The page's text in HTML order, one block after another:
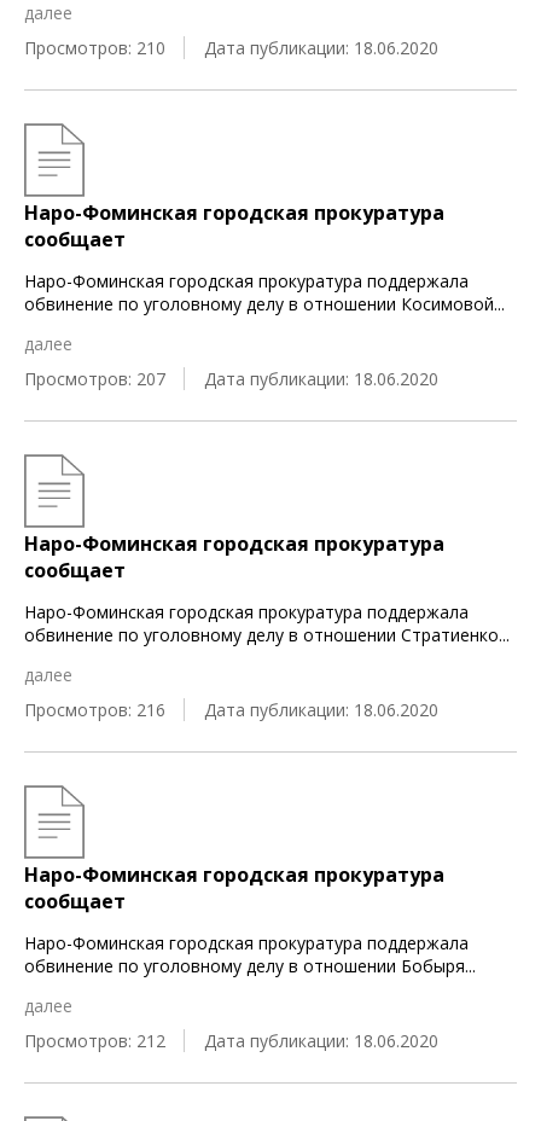
далее
Просмотров: 210
Дата публикации: 18.06.2020
Наро-Фоминская городская прокуратура
сообщает
Наро-Фоминская городская прокуратура поддержала
обвинение по уголовному делу в отношении Косимовой...
далее
Просмотров: 207
Дата публикации: 18.06.2020
Наро-Фоминская городская прокуратура
сообщает
Наро-Фоминская городская прокуратура поддержала
обвинение по уголовному делу в отношении Стратиенко...
далее
Просмотров: 216
Дата публикации: 18.06.2020
Наро-Фоминская городская прокуратура
сообщает
Наро-Фоминская городская прокуратура поддержала
обвинение по уголовному делу в отношении Бобыря...
далее
Просмотров: 212
Дата публикации: 18.06.2020